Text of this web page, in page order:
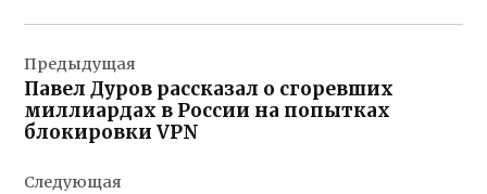
по
записям
Предыдущая
Павел Дуров рассказал о сгоревших
миллиардах в России на попытках
блокировки VPN
Следующая